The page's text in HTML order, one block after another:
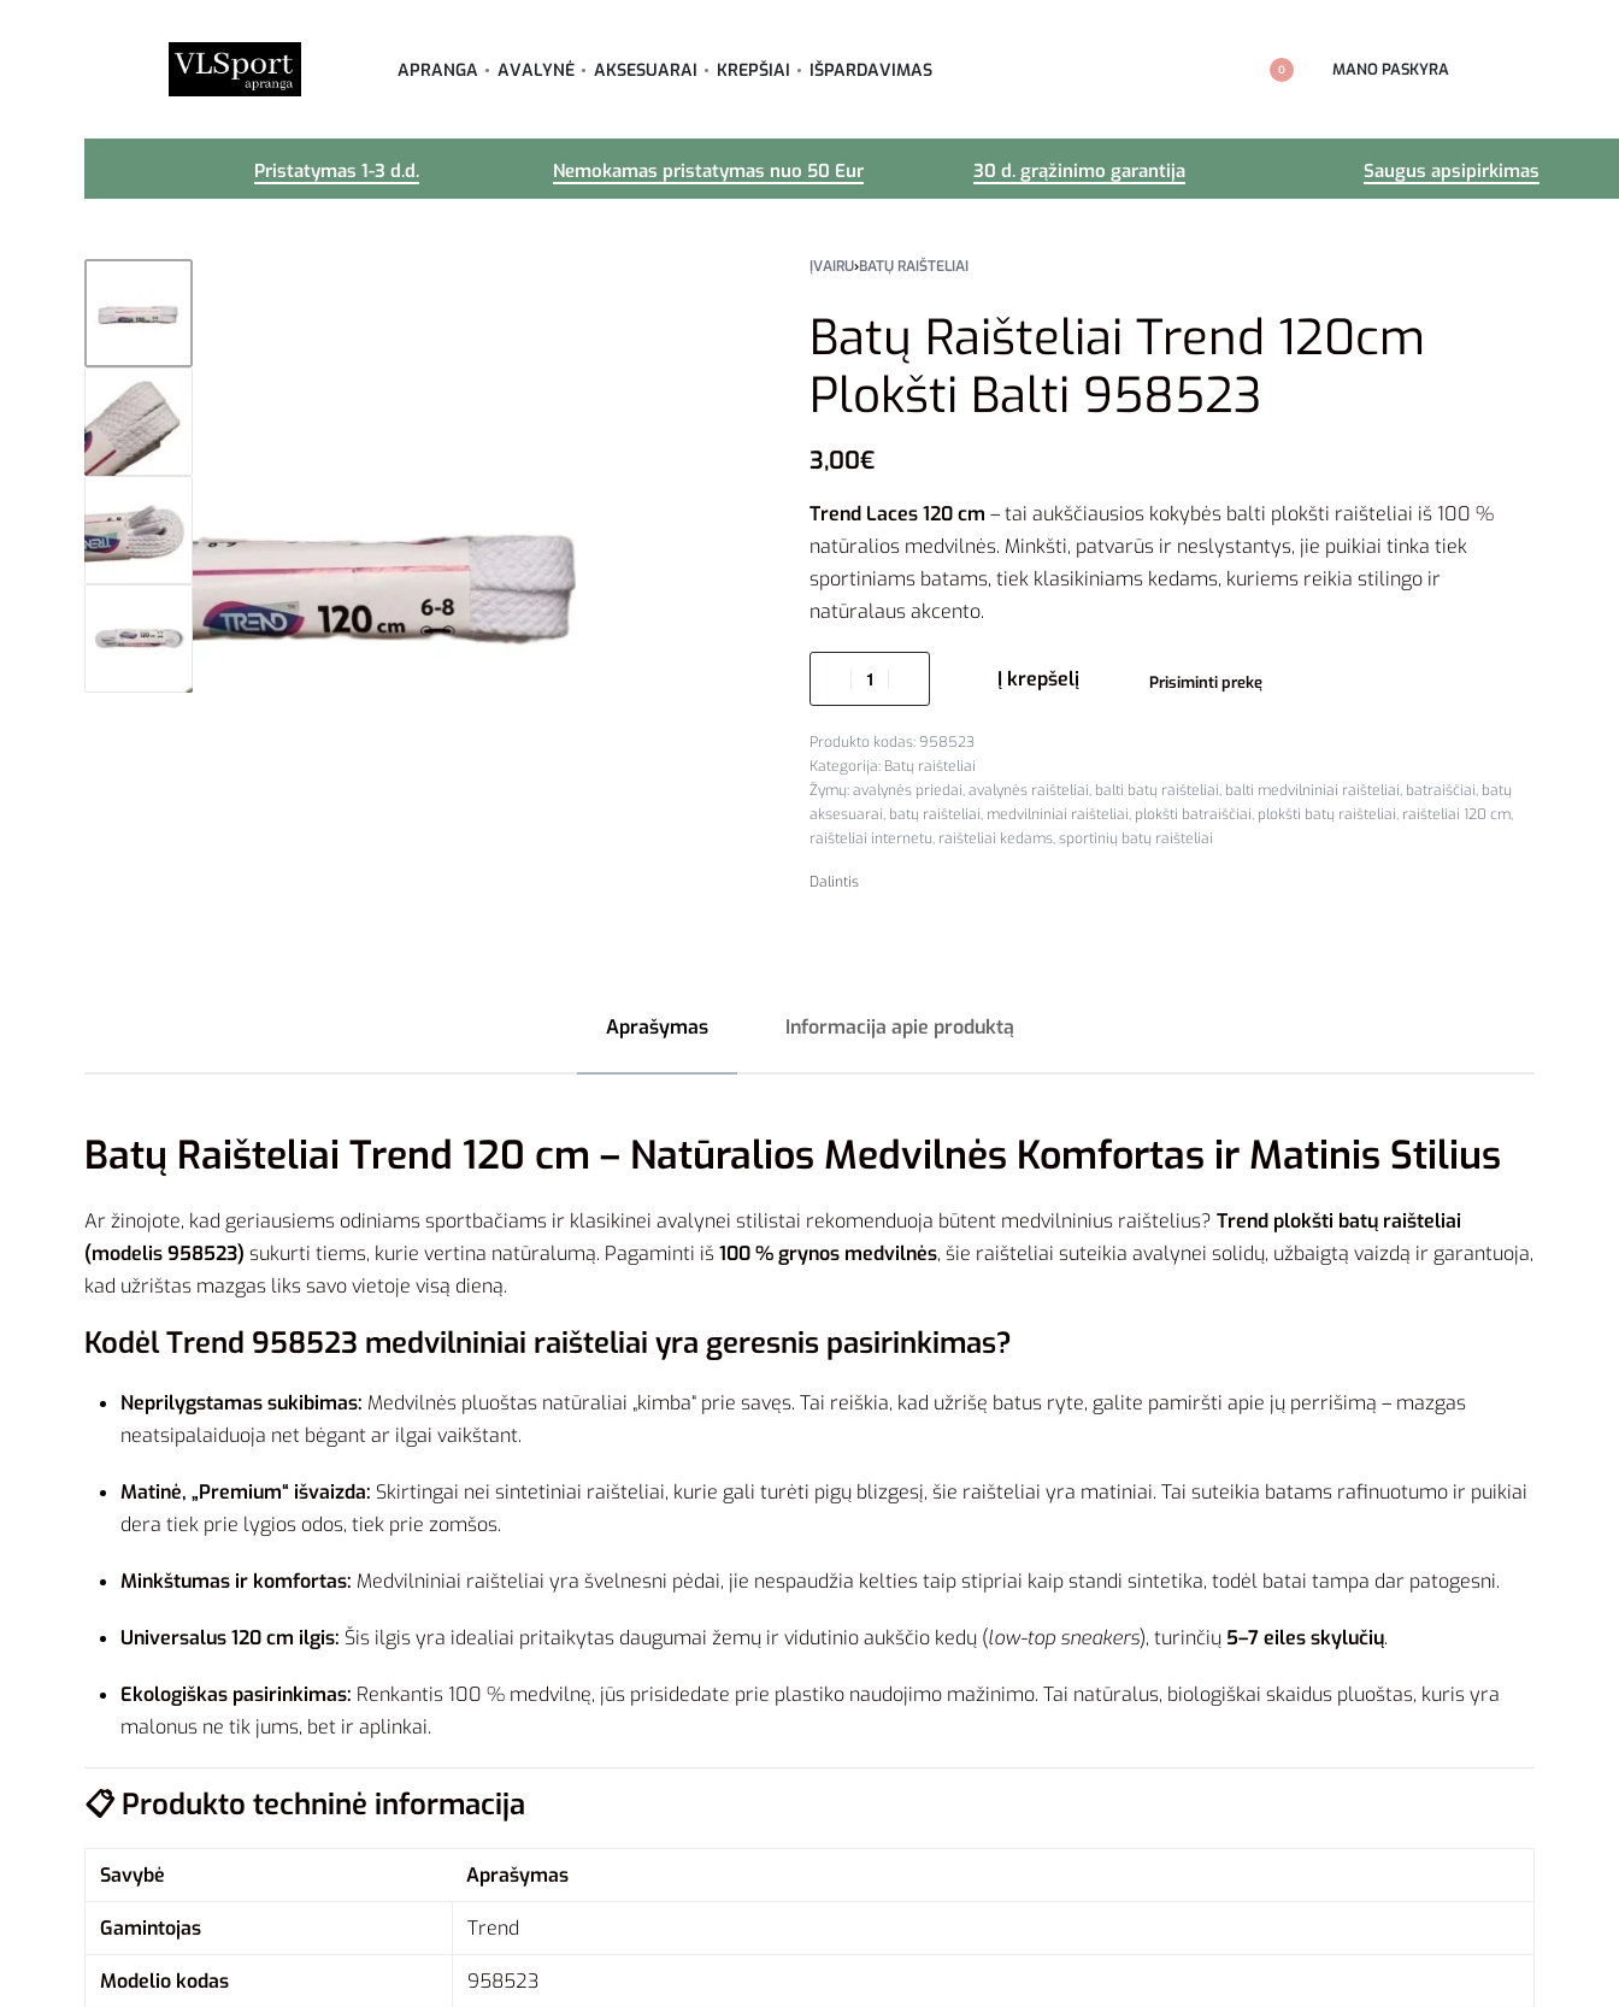
APRANGA AVALYNĖ AKSESUARAI KREPŠIAI IŠPARDAVIMAS 0 MANO PASKYRA
Pristatymas 1-3 d.d. Nemokamas pristatymas nuo 50 Eur 30 d. grąžinimo garantija Saugus apsipirkimas
ĮVAIRU›BATŲ RAIŠTELIAI
Batų Raišteliai Trend 120cm
Plokšti Balti 958523
3,00€
Trend Laces 120 cm – tai aukščiausios kokybės balti plokšti raišteliai iš 100 %
natūralios medvilnės. Minkšti, patvarūs ir neslystantys, jie puikiai tinka tiek
sportiniams batams, tiek klasikiniams kedams, kuriems reikia stilingo ir
natūralaus akcento.
Į krepšelį Prisiminti prekę
958523
Kategorija: Batų raišteliai
Žymų:avalynės priedai,avalynės raišteliai, balti batų raišteliai, balti medvilniniai raišteliai, batraiščiai, batų
aksesuarai, batų raišteliai, medvilniniai raišteliai, plokšti batraiščiai, plokšti batų raišteliai, raišteliai 120 cm,
raišteliai internetu, raišteliai kedams,sportinių batų raišteliai
Dalintis
Aprašymas Informacija apie produktą
Batų Raišteliai Trend 120 cm – Natūralios Medvilnės Komfortas ir Matinis Stilius
Ar žinojote, kad geriausiems odiniams sportbačiams ir klasikinei avalynei stilistai rekomenduoja būtent medvilninius raištelius? Trend plokšti batų raišteliai
(modelis 958523) sukurti tiems, kurie vertina natūralumą. Pagaminti iš100 % grynos medvilnės, šie raišteliai suteikia avalynei solidų, užbaigtą vaizdą ir garantuoja,
kad užrištas mazgas liks savo vietoje visą dieną.
Kodėl Trend 958523 medvilniniai raišteliai yra geresnis pasirinkimas?
Neprilygstamas sukibimas: Medvilnės pluoštas natūraliai „kimba“ prie savęs. Tai reiškia, kad užrišę batus ryte, galite pamiršti apie jų perrišimą – mazgas
neatsipalaiduoja net bėgant ar ilgai vaikštant.
Matinė, „Premium“ išvaizda: Skirtingai nei sintetiniai raišteliai, kurie gali turėti pigų blizgesį, šie raišteliai yra matiniai. Tai suteikia batams rafinuotumo ir puikiai
dera tiek prie lygios odos, tiek prie zomšos.
Minkštumas ir komfortas: Medvilniniai raišteliai yra švelnesni pėdai, jie nespaudžia kelties taip stipriai kaip standi sintetika, todėl batai tampa dar patogesni.
Universalus 120 cm ilgis: Šis ilgis yra idealiai pritaikytas daugumai žemų ir vidutinio aukščio kedų (low-top sneakers), turinčių 5–7 eiles skylučių.
Ekologiškas pasirinkimas: Renkantis 100 % medvilnę, jūs prisidedate prie plastiko naudojimo mažinimo. Tai natūralus, biologiškai skaidus pluoštas, kuris yra
malonus ne tik jums, bet ir aplinkai.
📋 Produkto techninė informacija
Savybė Aprašymas
Gamintojas Trend
Modelio kodas 958523